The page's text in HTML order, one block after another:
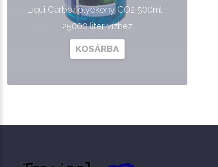
Liqui Carbo folyékony CO2 500ml -
25000 liter vízhez
KOSÁRBA